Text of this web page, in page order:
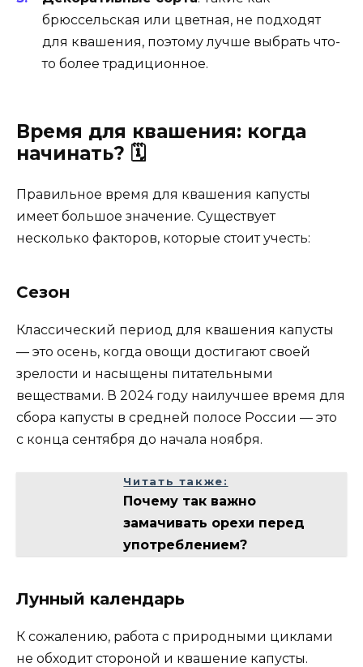
брюссельская или цветная, не подходят
для квашения, поэтому лучше выбрать что-
то более традиционное.
Время для квашения: когда
начинать? 🗓️
Правильное время для квашения капусты
имеет большое значение. Существует
несколько факторов, которые стоит учесть:
Сезон
Классический период для квашения капусты
— это осень, когда овощи достигают своей
зрелости и насыщены питательными
веществами. В 2024 году наилучшее время для
сбора капусты в средней полосе России — это
с конца сентября до начала ноября.
Читать также:
Почему так важно
замачивать орехи перед
употреблением?
Лунный календарь
К сожалению, работа с природными циклами
не обходит стороной и квашение капусты.